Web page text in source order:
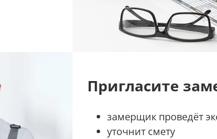
Пригласите
замерщик проведёт
уточнит смету